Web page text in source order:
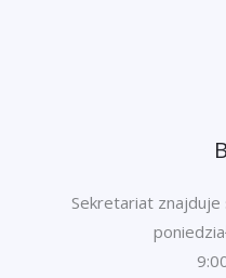
Sekretariat znajduje